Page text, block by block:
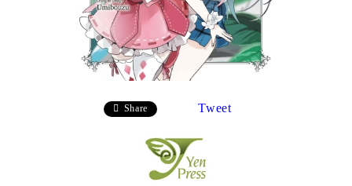
Share Tweet